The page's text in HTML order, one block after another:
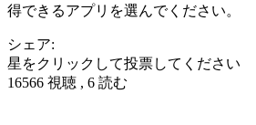
得できるアプリを選んでください。
シェア:
星をクリックして投票してください
16566 視聴 , 6 読む